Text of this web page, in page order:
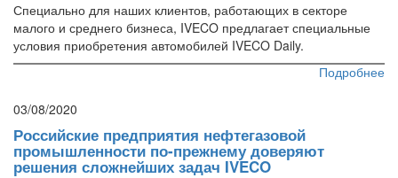
Специально для наших клиентов, работающих в секторе
малого и среднего бизнеса, IVECO предлагает специальные
условия приобретения автомобилей IVECO Daily.
Подробнее
03/08/2020
Российские предприятия нефтегазовой
промышленности по-прежнему доверяют
решения сложнейших задач IVECO